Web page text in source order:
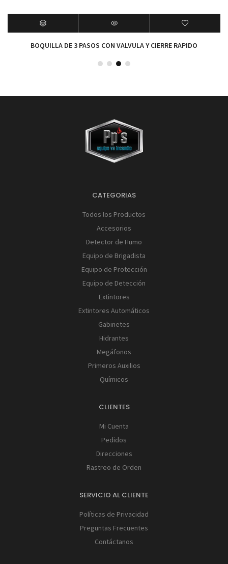
BOQUILLA DE 3 PASOS CON VALVULA Y CIERRE RAPIDO
CATEGORIAS
Todos los Productos
Accesorios
Detector de Humo
Equipo de Brigadista
Equipo de Protección
Equipo de Detección
Extintores
Extintores Automáticos
Gabinetes
Hidrantes
Megáfonos
Primeros Auxilios
Químicos
CLIENTES
Mi Cuenta
Pedidos
Direcciones
Rastreo de Orden
SERVICIO AL CLIENTE
Políticas de Privacidad
Preguntas Frecuentes
Contáctanos